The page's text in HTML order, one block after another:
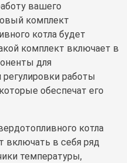
вашего
комплект
котла будет
комплект включает в
для
регулировки работы
обеспечат его
котла
в себя ряд
температуры,